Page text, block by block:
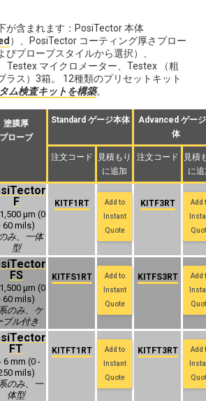
が含まれます：PosiTector 本体
）、PosiTector コーティング厚さプロー
びプローブスタイルから選択）、
Testex マイクロメーター、Testex （粗
ラス）3箱。 12種類のプリセットキット
ム検査キットを構築。
塗膜厚
プローブ
Standard ゲージ本体
Advanced ゲー
体
注文コード
見積もり
に追加
注文コード
KITF1RT
見積
に
F
μm (0
60 mils)
み、一体
型
FS
μm (0
60 mils)
のみ、ケ
ブル付き
FT
6 mm (0 -
mils)
のみ、一
体型
Add to
Instant
Quote
KITF3RT
Add
KITFS1RT
KITFT1RT
Add to
Instant
Quote
Add
KITFS3RT
Add to
Instant
Quote
KITFT3RT
Add